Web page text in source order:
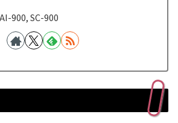
900, SC-900